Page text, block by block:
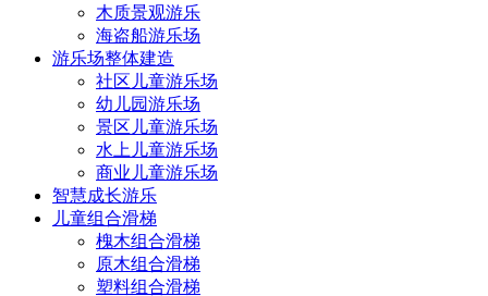
木质景观游乐
海盗船游乐场
游乐场整体建造
社区儿童游乐场
幼儿园游乐场
景区儿童游乐场
水上儿童游乐场
商业儿童游乐场
智慧成长游乐
儿童组合滑梯
槐木组合滑梯
原木组合滑梯
塑料组合滑梯